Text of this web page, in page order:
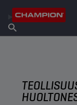
Tietoa Championista
Etsi myyntipiste